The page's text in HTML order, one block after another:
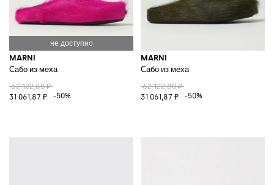
MARNI
Сабо из меха
62 122,80 ₽
31 061,87 ₽
-50%
MARNI
Сабо из меха
62 122,80 ₽
31 061,87 ₽
-50%